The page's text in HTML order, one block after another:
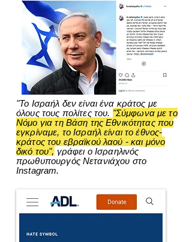
"Το Ισραήλ δεν είναι ένα κράτος με
όλους τους πολίτες του. "Σύμφωνα με το
Νόμο για τη Βάση της Εθνικότητας που
εγκρίναμε, το Ισραήλ είναι το έθνος-
κράτος του εβραϊκού λαού - και μόνο
δικό του", γράφει ο Ισραηλινός
πρωθυπουργός Νετανιάχου στο
Instagram.